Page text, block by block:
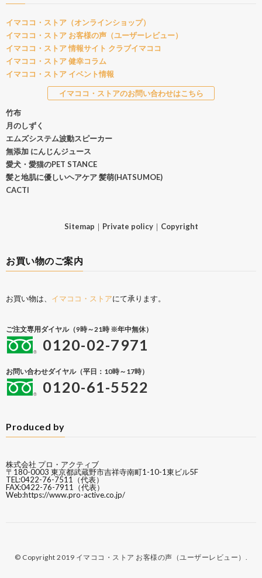
イマココ・ストア（オンラインショップ）
イマココ・ストア お客様の声（ユーザーレビュー）
イマココ・ストア 情報サイト クラブイマココ
イマココ・ストア 健幸コラム
イマココ・ストア イベント情報
イマココ・ストアのお問い合わせはこちら
竹布
月のしずく
エムズシステム波動スピーカー
無添加 にんじんジュース
愛犬・愛猫のPET STANCE
髪と地肌に優しいヘアケア 髪萌(HATSUMOE)
CACTI
Sitemap ｜ Private policy｜ Copyright
お買い物のご案内
お買い物は、 イマココ・ストアにて承ります。
ご注文専用ダイヤル（9時～21時 ※年中無休）
0120-02-7971
お問い合わせダイヤル（平日：10時～17時）
0120-61-5522
Produced by
株式会社 プロ・アクティブ
〒180-0003 東京都武蔵野市吉祥寺南町1-10-1東ビル5F
TEL:0422-76-7511（代表）
FAX:0422-76-7911（代表）
Web:https://www.pro-active.co.jp/
© Copyright 2019 イマココ・ストア お客様の声（ユーザーレビュー）